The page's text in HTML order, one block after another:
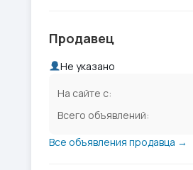
Продавец
Не указано
На сайте с:
Всего объявлений:
Все объявления продавца →